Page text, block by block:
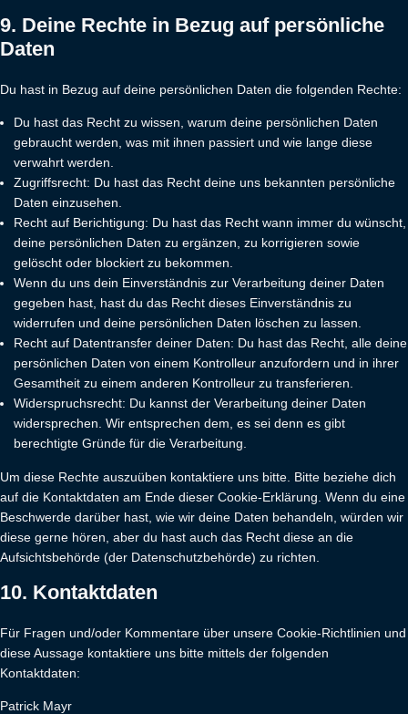
9. Deine Rechte in Bezug auf persönliche
Daten
Du hast in Bezug auf deine persönlichen Daten die folgenden Rechte:
Du hast das Recht zu wissen, warum deine persönlichen Daten
gebraucht werden, was mit ihnen passiert und wie lange diese
verwahrt werden.
Zugriffsrecht: Du hast das Recht deine uns bekannten persönliche
Daten einzusehen.
Recht auf Berichtigung: Du hast das Recht wann immer du wünscht,
deine persönlichen Daten zu ergänzen, zu korrigieren sowie
gelöscht oder blockiert zu bekommen.
Wenn du uns dein Einverständnis zur Verarbeitung deiner Daten
gegeben hast, hast du das Recht dieses Einverständnis zu
widerrufen und deine persönlichen Daten löschen zu lassen.
Recht auf Datentransfer deiner Daten: Du hast das Recht, alle deine
persönlichen Daten von einem Kontrolleur anzufordern und in ihrer
Gesamtheit zu einem anderen Kontrolleur zu transferieren.
Widerspruchsrecht: Du kannst der Verarbeitung deiner Daten
widersprechen. Wir entsprechen dem, es sei denn es gibt
berechtigte Gründe für die Verarbeitung.
Um diese Rechte auszuüben kontaktiere uns bitte. Bitte beziehe dich
auf die Kontaktdaten am Ende dieser Cookie-Erklärung. Wenn du eine
Beschwerde darüber hast, wie wir deine Daten behandeln, würden wir
diese gerne hören, aber du hast auch das Recht diese an die
Aufsichtsbehörde (der Datenschutzbehörde) zu richten.
10. Kontaktdaten
Für Fragen und/oder Kommentare über unsere Cookie-Richtlinien und
diese Aussage kontaktiere uns bitte mittels der folgenden
Kontaktdaten:
Patrick Mayr